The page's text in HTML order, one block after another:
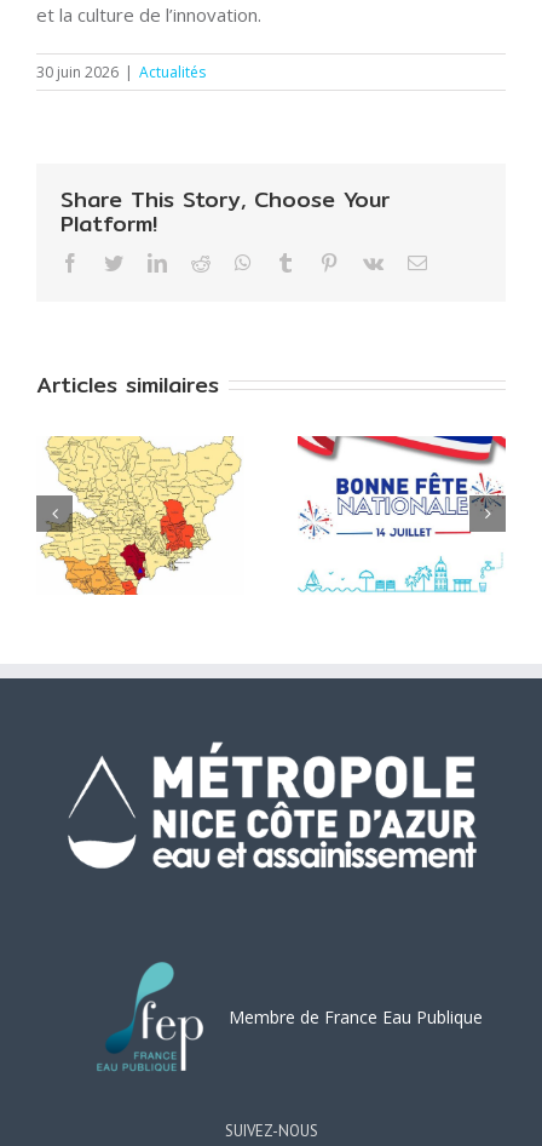
et la culture de l’innovation.
30 juin 2026 | Actualités
Share This Story, Choose Your
Platform!
Facebook
TwitterLinkedIn
Reddit WhatsApp
Tumblr Pinterest
Vk Email
Articles similaires
14 juillet: fête
nationale
ALERTE
SECHERESSE:
restrictions
dès le 11 juillet
Membre de France Eau Publique
SUIVEZ-NOUS